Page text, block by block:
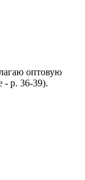
оптовую
- р. 36-39).